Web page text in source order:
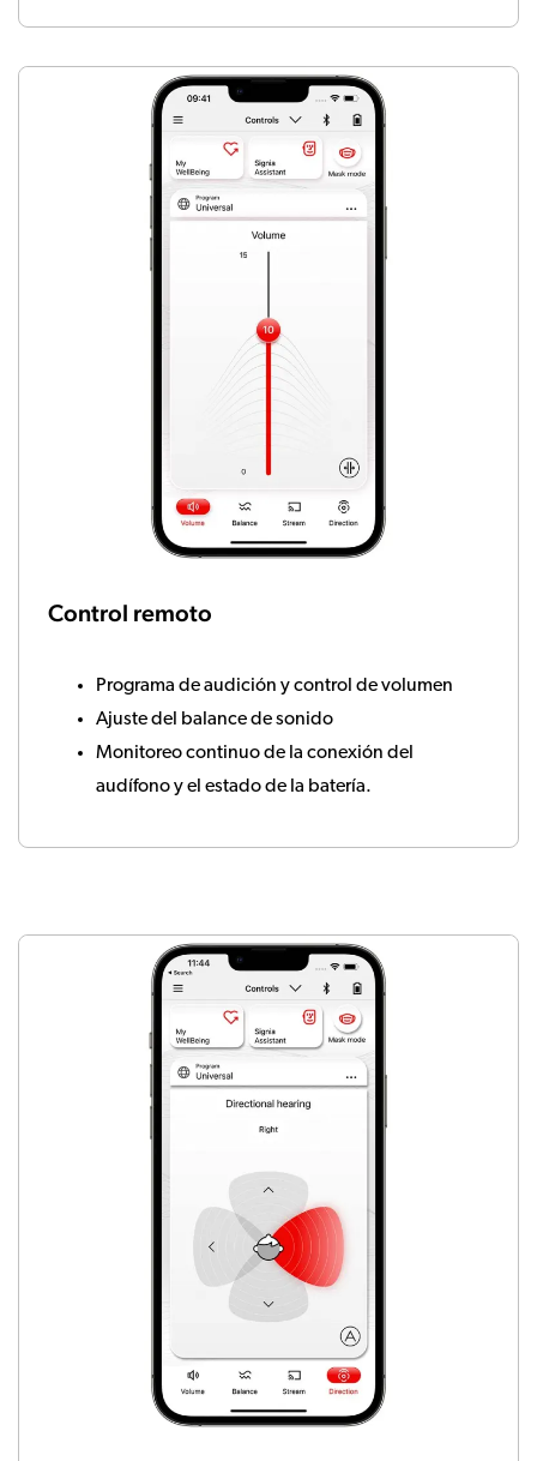
Control remoto
Programa de audición y control de volumen
Ajuste del balance de sonido
Monitoreo continuo de la conexión del
audífono y el estado de la batería.